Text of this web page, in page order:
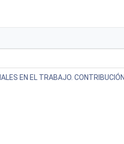
EN EL TRABAJO.